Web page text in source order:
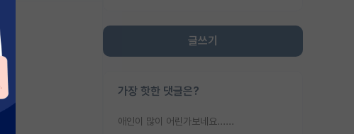
글쓰기
가장 핫한 댓글은?
애인이 많이 어린가보네요......